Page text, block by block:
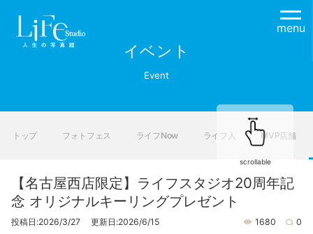
menu
イベント
Event
トップ フォトフェス ライフNow ライフ人 MVP店舗
【名古屋西店限定】ライフスタジオ20周年記
念 オリジナルキーリングプレゼント
投稿日:2026/3/27 更新日:2026/6/15 1680 0